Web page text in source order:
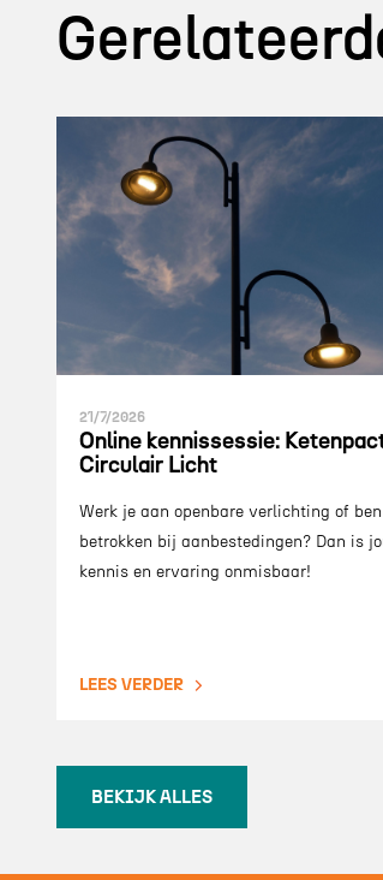
21/7/2026
Online kennissessie:
Circulair Licht
Werk je aan openbare verlichting of
betrokken bij aanbestedingen? Dan is
kennis en ervaring onmisbaar!
LEES VERDER
BEKIJK ALLES